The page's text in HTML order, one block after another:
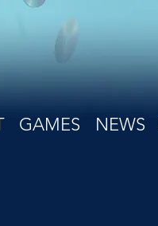
GAMES NEWS